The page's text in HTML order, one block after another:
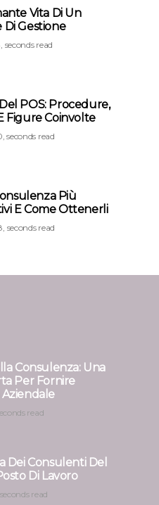
Vita Di Un
Gestione
read
POS: Procedure,
Figure Coinvolte
seconds read
Più
E Come Ottenerli
seconds read
Consulenza: Una
Per Fornire
read
Dei Consulenti Del
Di Lavoro
read